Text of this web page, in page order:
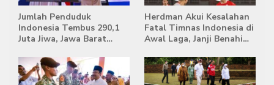
Jumlah Penduduk
Indonesia Tembus 290,1
Juta Jiwa, Jawa Barat
Terpadat
Herdman Akui Kesalahan
Fatal Timnas Indonesia di
Awal Laga, Janji Benahi
Singapura